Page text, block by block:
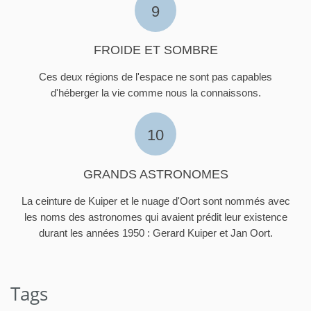
9
FROIDE ET SOMBRE
Ces deux régions de l'espace ne sont pas capables
d'héberger la vie comme nous la connaissons.
10
GRANDS ASTRONOMES
La ceinture de Kuiper et le nuage d'Oort sont nommés avec
les noms des astronomes qui avaient prédit leur existence
durant les années 1950 : Gerard Kuiper et Jan Oort.
Tags